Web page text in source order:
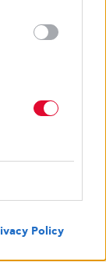
Policy